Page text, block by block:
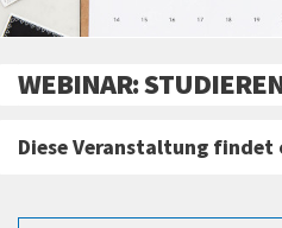
WEBINAR:
Diese Veranstaltung